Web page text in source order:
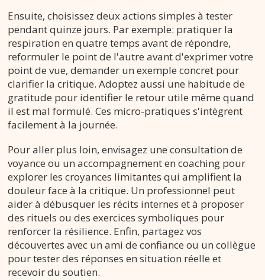
Ensuite, choisissez deux actions simples à tester
pendant quinze jours. Par exemple: pratiquer la
respiration en quatre temps avant de répondre,
reformuler le point de l'autre avant d'exprimer votre
point de vue, demander un exemple concret pour
clarifier la critique. Adoptez aussi une habitude de
gratitude pour identifier le retour utile même quand
il est mal formulé. Ces micro-pratiques s'intègrent
facilement à la journée.
Pour aller plus loin, envisagez une consultation de
voyance ou un accompagnement en coaching pour
explorer les croyances limitantes qui amplifient la
douleur face à la critique. Un professionnel peut
aider à débusquer les récits internes et à proposer
des rituels ou des exercices symboliques pour
renforcer la résilience. Enfin, partagez vos
découvertes avec un ami de confiance ou un collègue
pour tester des réponses en situation réelle et
recevoir du soutien.